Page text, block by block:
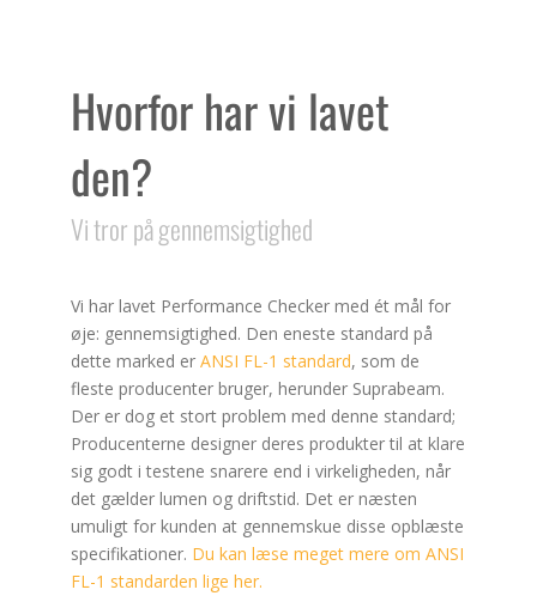
Hvorfor har vi lavet
den?
Vi tror på gennemsigtighed
Vi har lavet Performance Checker med ét mål for
øje: gennemsigtighed. Den eneste standard på
dette marked er ANSI FL-1 standard, som de
fleste producenter bruger, herunder Suprabeam.
Der er dog et stort problem med denne standard;
Producenterne designer deres produkter til at klare
sig godt i testene snarere end i virkeligheden, når
det gælder lumen og driftstid. Det er næsten
umuligt for kunden at gennemskue disse opblæste
specifikationer. Du kan læse meget mere om ANSI
FL-1 standarden lige her.